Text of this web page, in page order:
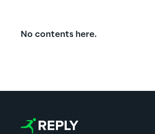
No contents here.